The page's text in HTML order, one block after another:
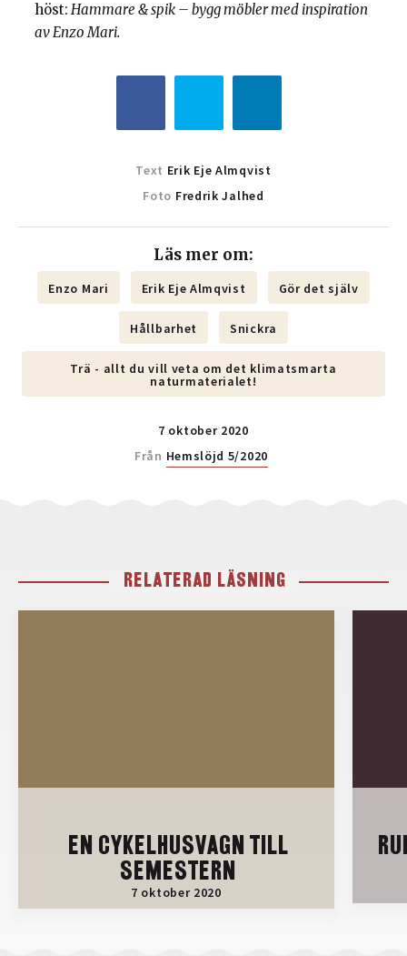
höst: Hammare & spik – bygg möbler med inspiration
av Enzo Mari.
Text Erik Eje Almqvist
Foto Fredrik Jalhed
Läs mer om:
Enzo Mari Erik Eje Almqvist Gör det själv
Hållbarhet Snickra
Trä - allt du vill veta om det klimatsmarta
naturmaterialet!
7 oktober 2020
Från Hemslöjd 5/2020
RELATERAD LÄSNING
EN CYKELHUSVAGN TILL
SEMESTERN
7 oktober 2020